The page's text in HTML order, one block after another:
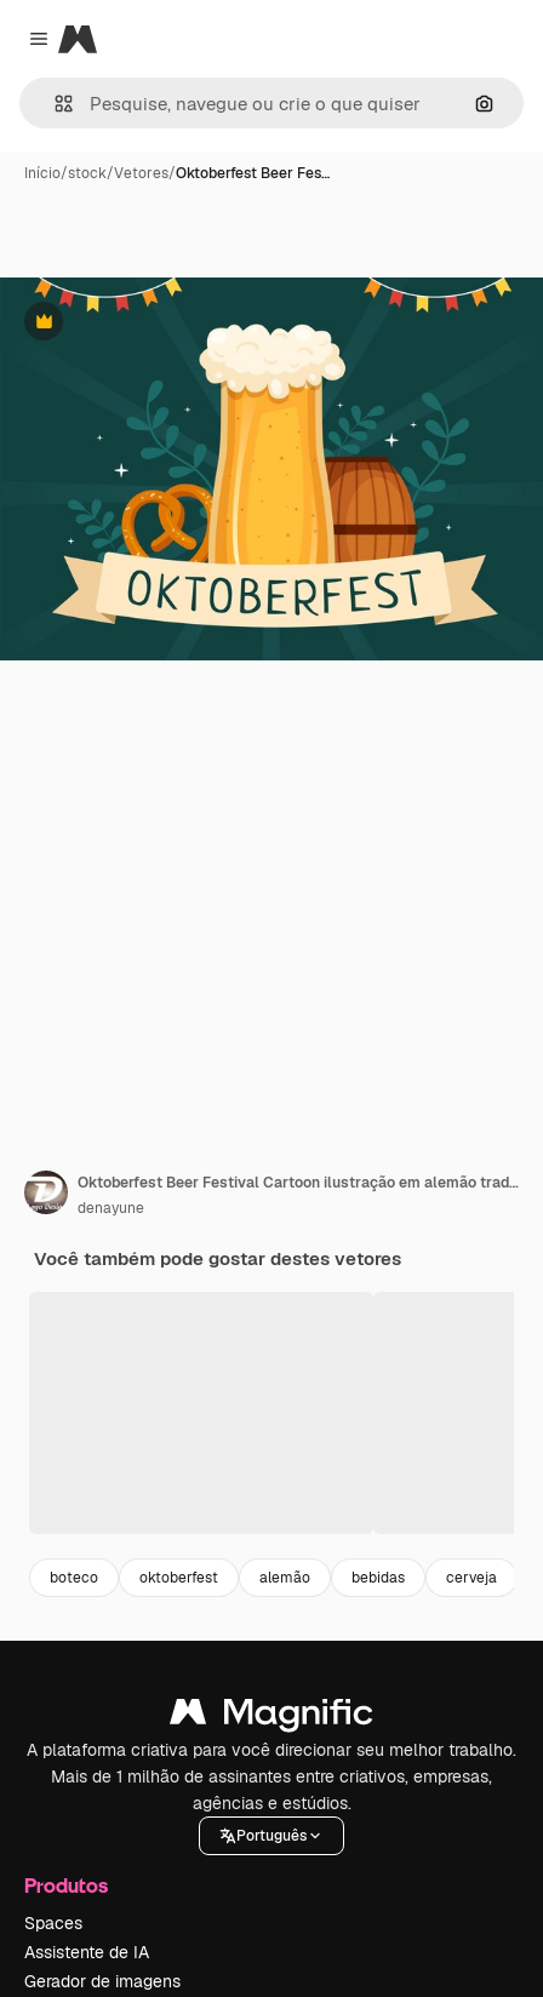
Close menu
Magnific
Início/stock/Vetores/Oktoberfest Beer Fes…
Premium
Oktoberfest Beer Festival Cartoon ilustração em alemão tradicional em design de plano de fundo estilo simples
denayune
Você também pode gostar destes vetores
boteco oktoberfest alemão bebidas cerveja
A plataforma criativa para você direcionar seu melhor trabalho.
Mais de 1 milhão de assinantes entre criativos, empresas,
agências e estúdios.
Português
Produtos
Spaces
Assistente de IA
Gerador de imagens